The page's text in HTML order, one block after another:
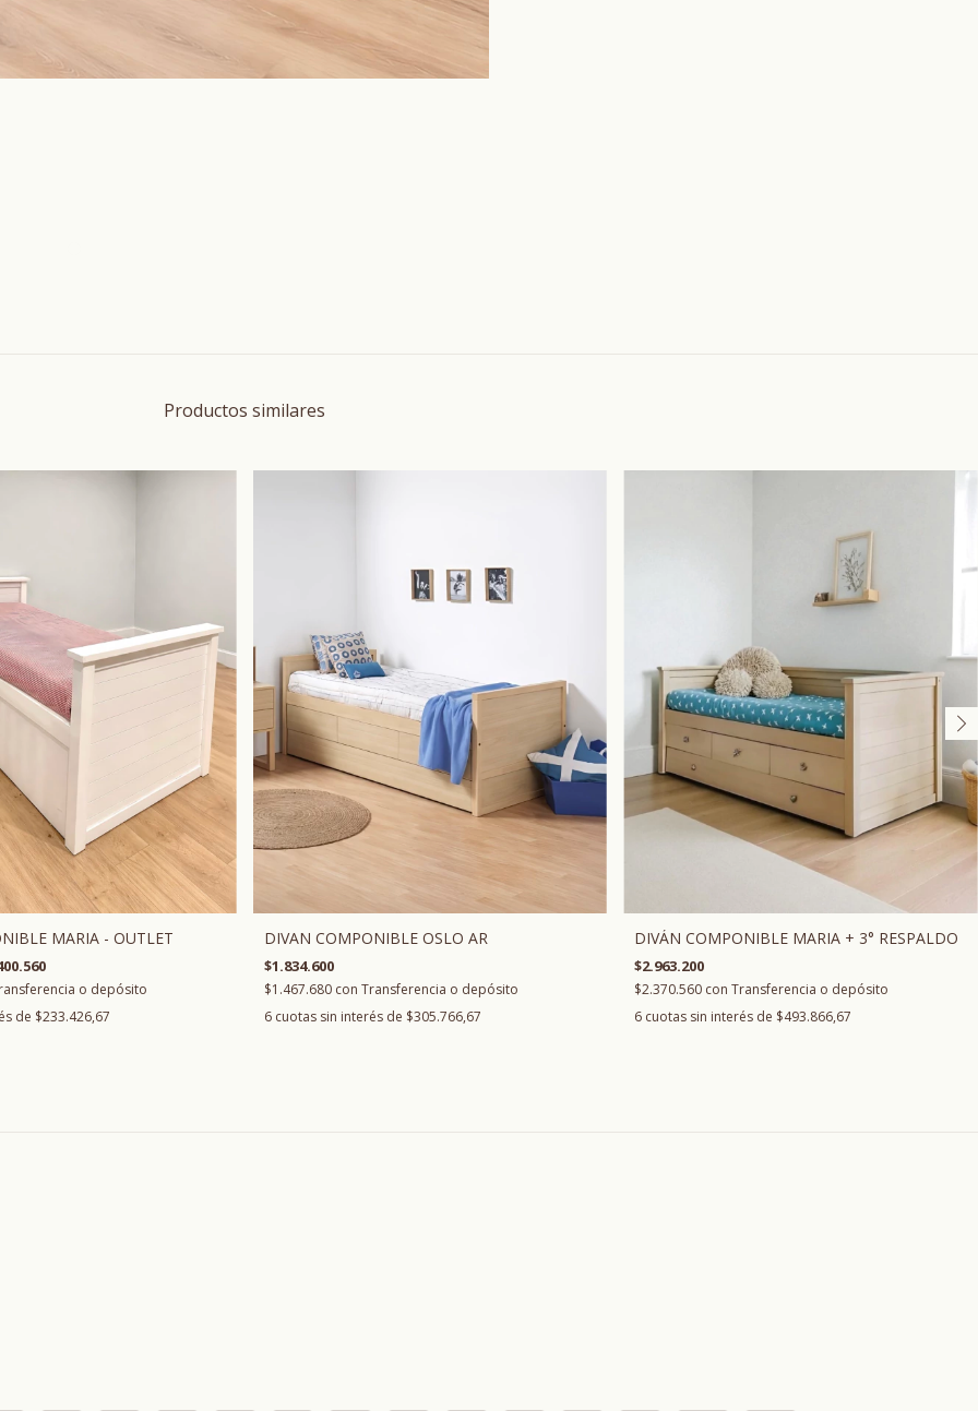
Productos similares
MARIA - OUTLET
o depósito
de $233.426,67
DIVAN COMPONIBLE OSLO AR
$1.834.600
$1.467.680 con Transferencia o depósito
6 cuotas sin interés de $305.766,67
DIVÁN COMPONIBLE MARIA + 3° RESPALDO
$2.963.200
$2.370.560 con Transferencia o depósito
6 cuotas sin interés de $493.866,67